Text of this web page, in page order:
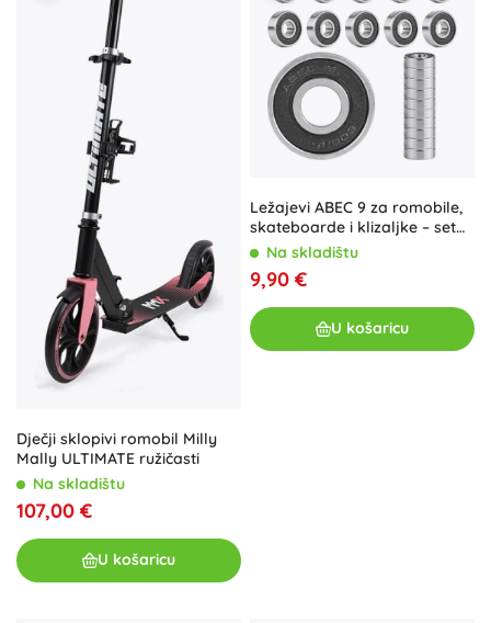
Dječji sklopivi romobil Milly
Mally ULTIMATE ružičasti
Na skladištu
107,00 €
U košaricu
Ležajevi ABEC 9 za romobile,
skateboarde i klizaljke – set
10 kom
Na skladištu
9,90 €
U košaricu